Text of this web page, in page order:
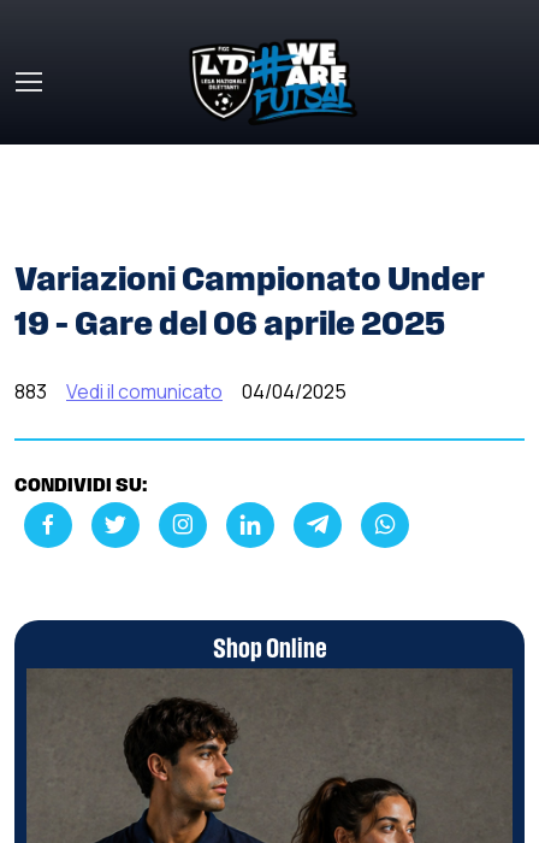
Variazioni Campionato Under
19 – Gare del 06 aprile 2025
883 Vedi il comunicato 04/04/2025
CONDIVIDI SU:
Shop Online